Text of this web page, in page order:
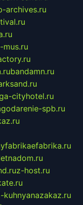
archives.ru
mus.ru
bandamn.ru
cityhotel.ru
spb.ru
z-host.ru
kuhnyanazakaz.ru